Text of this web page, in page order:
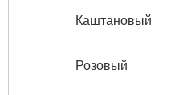
Каштановый
Розовый